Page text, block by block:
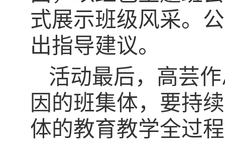
式展示班级风采。
出指导建议。
活动最后， 高芸
因的班集体，要持
体的教育教学全过